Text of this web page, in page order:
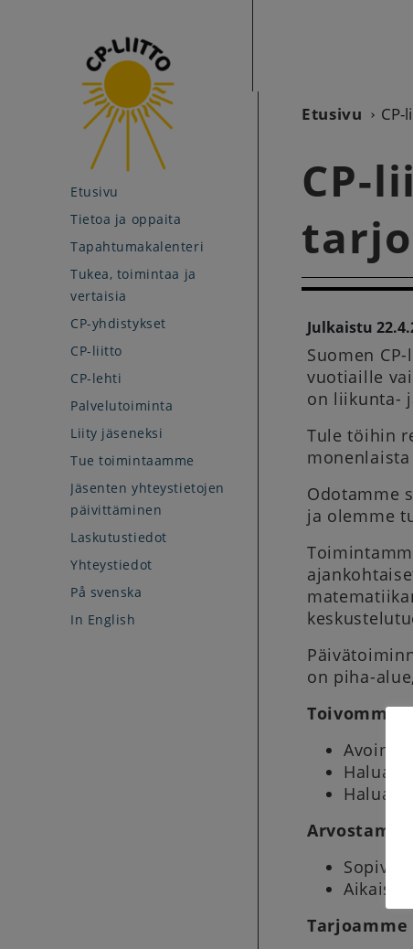
Etusivu
Tietoa ja oppaita
Tapahtumakalenteri
Tukea, toimintaa ja
vertaisia
CP-yhdistykset
CP-liitto
CP-lehti
Palvelutoiminta
Liity jäseneksi
Tue toimintaamme
Jäsenten yhteystietojen
päivittäminen
Laskutustiedot
Yhteystiedot
På svenska
In English
Etusivu
CP-
Julkaistu
Suomen
vuotiaille
on liikunta-
Tule töihin
Odotamme
ja olemme
on piha-
Toivomme
Avointa
Halua
Halua
Tarjoamme